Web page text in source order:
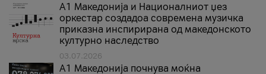
А1 Македонија и Националниот џез
оркестар создадоа современа музичка
приказна инспирирана од македонското
културно наследство
03.07.2026
A1 Македонија почнува моќна